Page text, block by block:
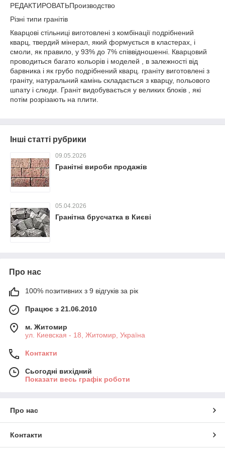
РЕДАКТИРОВАТЬПроизводство
Різні типи гранітів
Кварцові стільниці виготовлені з комбінації подрібнений
кварц, твердий мінерал, який формується в кластерах, і
смоли, як правило, у 93% до 7% співвідношенні. Кварцовий
проводиться багато кольорів і моделей , в залежності від
барвника і як грубо подрібнений кварц. граніту виготовлені з
граніту, натуральний камінь складається з кварцу, польового
шпату і слюди. Граніт видобувається у великих блоків , які
потім розрізають на плити.
Інші статті рубрики
09.05.2026
Гранітні вироби продажів
05.04.2026
Гранітна брусчатка в Києві
Про нас
100% позитивних з 9 відгуків за рік
Працює з 21.06.2010
м. Житомир
ул. Киевская - 18, Житомир, Україна
Контакти
Сьогодні вихідний
Показати весь графік роботи
Про нас
Контакти